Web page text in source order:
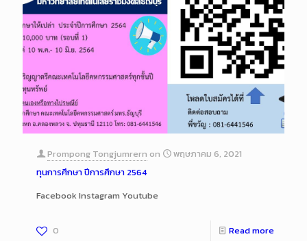
Prompong Tongjumrern on
พฤษภาคม 6, 2021
ทุนการศึกษา ปีการศึกษา 2564
Facebook Instagram Youtube
0 Read more